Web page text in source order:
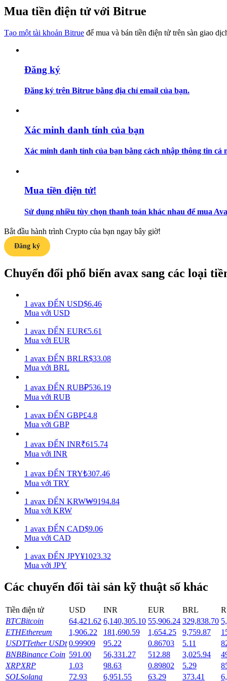
Trở thành Nhà giao dịch Sao chép
Thông tin
Phân tích dữ liệu lớn bao gồm thông tin giao dịch, v.v.
Hướng dẫn
Chiến lược giao dịch
Học cách duy trì lợi nhuận
Làm cho tài sản của bạn tăng giá trị đều đặn
Mua tiền điện tử với Bitrue
Tạo một tài khoản Bitrue để mua và bán tiền điện tử trên sàn giao
Đăng ký
Đăng ký trên Bitrue bằng địa chỉ email của bạn.
Xác minh danh tính của bạn
Xác minh danh tính của bạn bằng cách nhập thông tin cá
Mua tiền điện tử!
Sử dụng nhiều tùy chọn thanh toán khác nhau để mua
Bắt đầu hành trình Crypto của bạn ngay bây giờ!
Đăng ký
Chuyển đổi phổ biến avax sang các loại
1 avax ĐẾN USD$6.46
Mua với USD
1 avax ĐẾN EUR€5.61
Mua với EUR
1 avax ĐẾN BRLR$33.08
Mua với BRL
1 avax ĐẾN RUB₽536.19
Mua với RUB
1 avax ĐẾN GBP£4.8
Mua với GBP
1 avax ĐẾN INR₹615.74
Mua với INR
1 avax ĐẾN TRY₺307.46
Mua với TRY
1 avax ĐẾN KRW₩9194.84
Mua với KRW
1 avax ĐẾN CAD$9.06
Mua với CAD
1 avax ĐẾN JPY¥1023.32
Mua với JPY
Các chuyển đổi tài sản kỹ thuật số khác
Tiền điện tử USD INR EUR BRL
BTCBitcoin 64,421.62 6,140,305.10 55,906.24 329,838.70
ETHEthereum 1,906.22 181,690.59 1,654.25 9,759.87
USDTTether USDt 0.99909 95.22 0.86703 5.11
BNBBinance Coin 591.00 56,331.27 512.88 3,025.94
XRPXRP 1.03 98.63 0.89802 5.29
SOLSolana 72.93 6,951.55 63.29 373.41